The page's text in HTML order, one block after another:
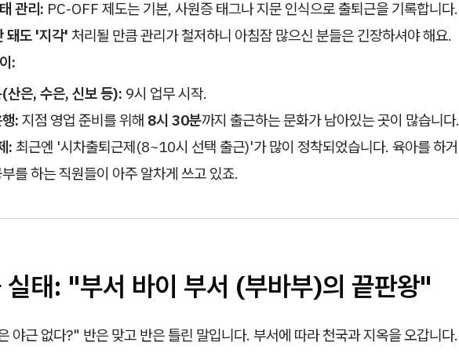
관리: PC-OFF 제도는 기본, 사원증 태그나 지문 인식으로 출퇴근을 기록합니다.
돼도 '지각' 처리될 만큼 관리가 철저하니 아침잠 많으신 분들은 긴장하셔야 해요.
:
산은, 수은, 신보 등): 9시 업무 시작.
: 지점 영업 준비를 위해 8시 30분까지 출근하는 문화가 남아있는 곳이 많습니다.
: 최근엔 '시차출퇴근제(8~10시 선택 출근)'가 많이 정착되었습니다. 육아를 하거
를 하는 직원들이 아주 알차게 쓰고 있죠.
태: "부서 바이 부서 (부바부)의 끝판왕"
야근 없다?" 반은 맞고 반은 틀린 말입니다. 부서에 따라 천국과 지옥을 오갑니다.